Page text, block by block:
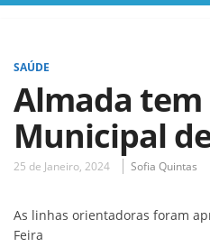
SAÚDE
Almada tem
Municipal
25 de Janeiro, 2024 Sofia Quintas
As linhas orientadoras foram
Feira